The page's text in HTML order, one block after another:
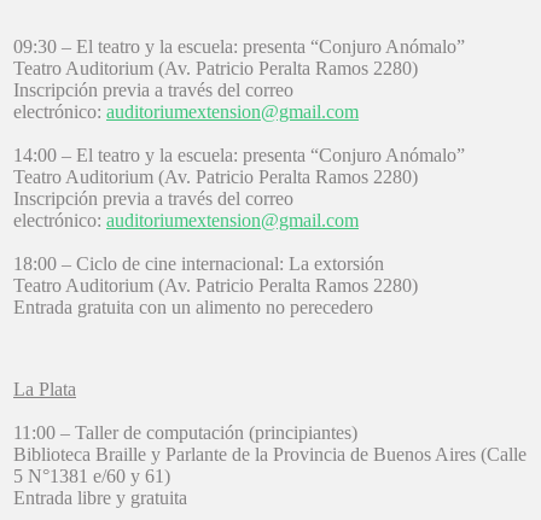
09:30 – El teatro y la escuela: presenta “Conjuro Anómalo”
Teatro Auditorium (Av. Patricio Peralta Ramos 2280)
Inscripción previa a través del correo
electrónico: auditoriumextension@gmail.com
14:00 – El teatro y la escuela: presenta “Conjuro Anómalo”
Teatro Auditorium (Av. Patricio Peralta Ramos 2280)
Inscripción previa a través del correo
electrónico: auditoriumextension@gmail.com
18:00 – Ciclo de cine internacional: La extorsión
Teatro Auditorium (Av. Patricio Peralta Ramos 2280)
Entrada gratuita con un alimento no perecedero
La Plata
11:00 – Taller de computación (principiantes)
Biblioteca Braille y Parlante de la Provincia de Buenos Aires (Calle
5 N°1381 e/60 y 61)
Entrada libre y gratuita